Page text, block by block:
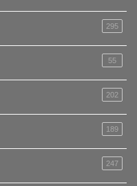
295
55
202
189
247